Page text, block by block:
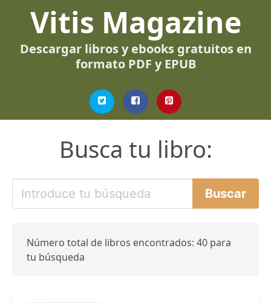
Vitis Magazine
Descargar libros y ebooks gratuitos en
formato PDF y EPUB
Busca tu libro:
Número total de libros encontrados: 40 para
tu búsqueda